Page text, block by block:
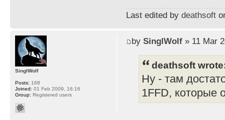
Last edited by deathsoft
by SinglWolf» 11 Mar
deathsoft
Ну - там
1FFD, которые
SinglWolf
Posts: 168
Joined: 01 Feb 2009, 16:16
Group: Registered users